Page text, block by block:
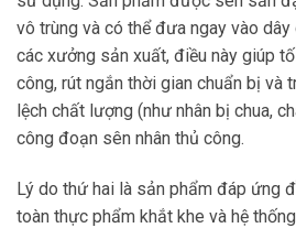
vô trùng và có thể đưa ngay vào dây
các xưởng sản xuất, điều này giúp
công, rút ngắn thời gian chuẩn bị và
lệch chất lượng (như nhân bị chua,
công đoạn sên nhân thủ công.
Lý do thứ hai là sản phẩm đáp ứng
toàn thực phẩm khắt khe và hệ